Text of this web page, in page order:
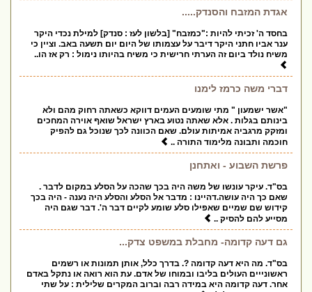
אגדת המזבח והסנדק.....
בחסד ה' זכיתי להיות :"כמזבח" [בלשון לעז : סנדק] למילת נכדי היקר
ענר אביו חתני היקר דיבר על עצמותו של היום יום תשעה באב. וציין כי
משיח נולד ביום זה הערתי חרישית כי משיח בהיותו נימול : רק אז הו..
דברי משה כרמז לימנו
"אשר ישמעון " מתי שומעים העמים דווקא כשאתה רחוק מהם ולא
בינותם בגלות . אלא שאתה נטוע בארץ ישראל שואף אוירה המחכים
ומזקק מרגביה אמיתות עולם. שאם הכוונה לכך שנוכל גם להפיק
חוכמה ותבונה מלימוד התורה ..
פרשת השבוע - ואתחנן
בס"ד. עיקר עונשו של משה היה בכך שהכה על הסלע במקום לדבר .
שאם כך היה עושה.דהיינו : מדבר אל הסלע והסלע היה נענה - היה בכך
קידוש שם שמיים שאפילו סלע שומע לקיים דבר ה'. דבר שגם היה
מסייע להם להסיק ..
גם דעה קדומה- מחבלת במשפט צדק...
בס"ד. מה היא דעה קדומה ?. בדרך כלל, אותן תמונות או רשמים
ראשונייים העולים בליבו ובמוחו של אדם. עת הוא רואה או נתקל באדם
אחר. דעה קדומה היא במידה רבה וברוב המקרים שלילית : על שתי